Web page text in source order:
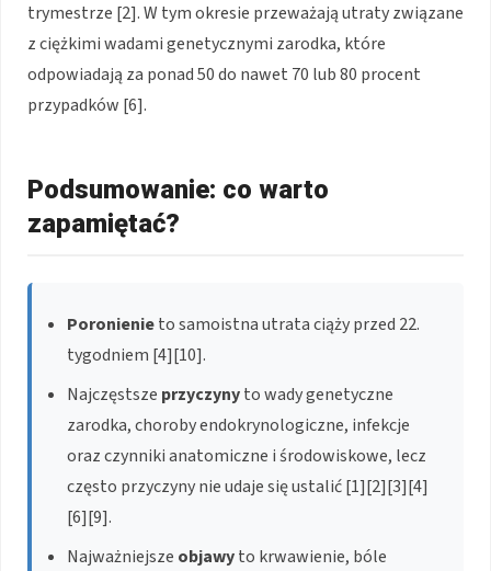
trymestrze [2]. W tym okresie przeważają utraty związane
z ciężkimi wadami genetycznymi zarodka, które
odpowiadają za ponad 50 do nawet 70 lub 80 procent
przypadków [6].
Podsumowanie: co warto
zapamiętać?
Poronienieto samoistna utrata ciąży przed 22.
tygodniem [4][10].
Najczęstsze przyczynyto wady genetyczne
zarodka, choroby endokrynologiczne, infekcje
oraz czynniki anatomiczne i środowiskowe, lecz
często przyczyny nie udaje się ustalić [1][2][3][4]
[6][9].
Najważniejsze objawyto krwawienie, bóle